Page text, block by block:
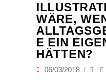
WÄRE,
E EIN
HÄTTEN?
06/03/2018